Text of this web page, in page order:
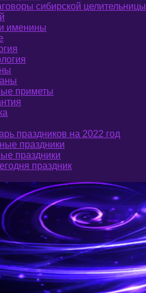
сибирской целительницы
именины
приметы
праздников на 2022 год
праздники
праздники
праздник